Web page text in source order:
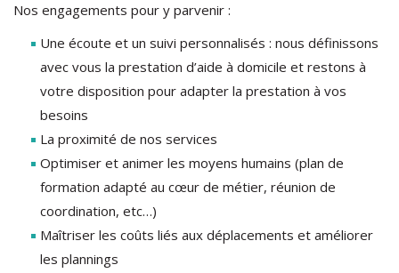
Nos engagements pour y parvenir :
Une écoute et un suivi personnalisés : nous définissons
avec vous la prestation d’aide à domicile et restons à
votre disposition pour adapter la prestation à vos
besoins
La proximité de nos services
Optimiser et animer les moyens humains (plan de
formation adapté au cœur de métier, réunion de
coordination, etc…)
Maîtriser les coûts liés aux déplacements et améliorer
les plannings